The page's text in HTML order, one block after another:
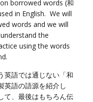
borrowed words (和
in English. We will
words and we will
the
using the words
英語では通じない「和
英語の語源を紹介し
て、最後はもちろん伝